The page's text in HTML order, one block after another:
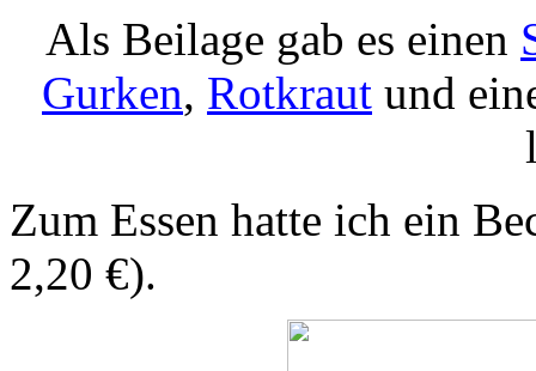
Als Beilage gab es einen
Gurken, Rotkraut und
Zum Essen hatte ich ein
2,20 €).